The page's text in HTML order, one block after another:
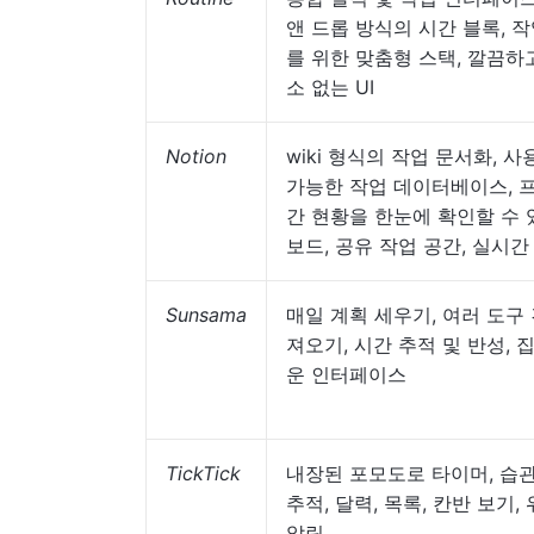
앤 드롭 방식의 시간 블록,
를 위한 맞춤형 스택, 깔끔하
소 없는 UI
Notion
wiki 형식의 작업 문서화, 사
가능한 작업 데이터베이스,
간 현황을 한눈에 확인할 수
보드, 공유 작업 공간, 실시
Sunsama
매일 계획 세우기, 여러 도구
져오기, 시간 추적 및 반성,
운 인터페이스
TickTick
내장된 포모도로 타이머, 습
추적, 달력, 목록, 칸반 보기,